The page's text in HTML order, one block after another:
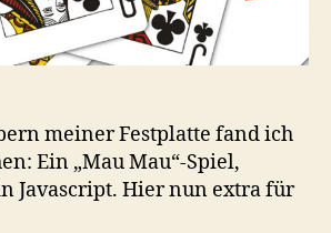
meiner Festplatte fand ich
Ein „Mau Mau“-Spiel,
Javascript. Hier nun extra für